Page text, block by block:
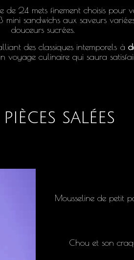
de 24 mets finement choisis pour
sandwichs aux saveurs
douceurs sucrées.
des classiques intemporels à
voyage culinaire qui saura
pièces salées
Mousseline de petit
Chou et son